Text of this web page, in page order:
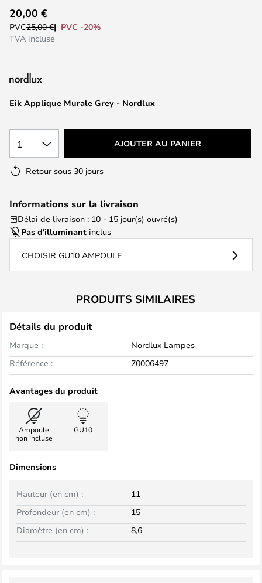
to
the
the
gallery
Eik Applique Murale Grey - Nordlux
20,00 €
PVC25,00 €
PVC -20%
TVA incluse
1 AJOUTER AU PANIER
Retour sous 30 jours
Informations sur la livraison
Délai de livraison : 10 - 15 jour(s) ouvré(s)
Pas d'illuminant inclus
CHOISIR GU10 AMPOULE
PRODUITS SIMILAIRES
Détails du produit
Marque :
Nordlux Lampes
Référence :
70006497
Avantages du produit
Ampoule
non incluse
GU10
Dimensions
Hauteur (en cm) :
11
Profondeur (en cm) :
15
Diamètre (en cm) :
8,6